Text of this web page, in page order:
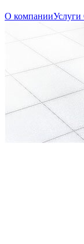
О компании